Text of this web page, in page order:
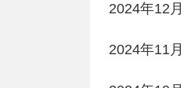
2024年12月
2024年11月